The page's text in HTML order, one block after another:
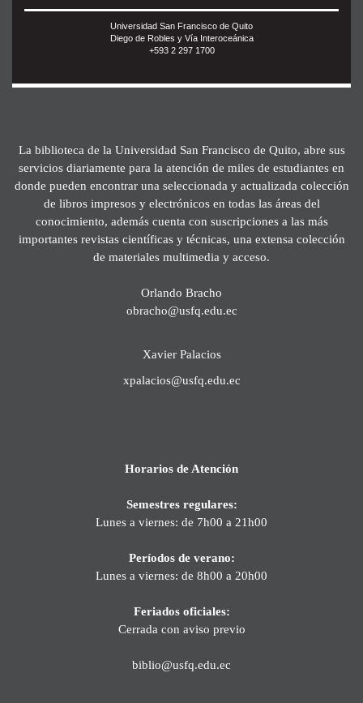
Universidad San Francisco de Quito
Diego de Robles y Vía Interoceánica
+593 2 297 1700
La biblioteca de la Universidad San Francisco de Quito, abre sus
servicios diariamente para la atención de miles de estudiantes en
donde pueden encontrar una seleccionada y actualizada colección
de libros impresos y electrónicos en todas las áreas del
conocimiento, además cuenta con suscripciones a las más
importantes revistas científicas y técnicas, una extensa colección
de materiales multimedia y acceso.
Orlando Bracho
obracho@usfq.edu.ec
Xavier Palacios
xpalacios@usfq.edu.ec
Horarios de Atención
Semestres regulares:
Lunes a viernes: de 7h00 a 21h00
Períodos de verano:
Lunes a viernes: de 8h00 a 20h00
Feriados oficiales:
Cerrada con aviso previo
biblio@usfq.edu.ec